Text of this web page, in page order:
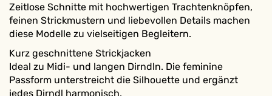
Zeitlose Schnitte mit hochwertigen Trachtenknöpfen,
feinen Strickmustern und liebevollen Details machen
diese Modelle zu vielseitigen Begleitern.
Kurz geschnittene Strickjacken
Ideal zu Midi- und langen Dirndln. Die feminine
Passform unterstreicht die Silhouette und ergänzt
jedes Dirndl harmonisch.